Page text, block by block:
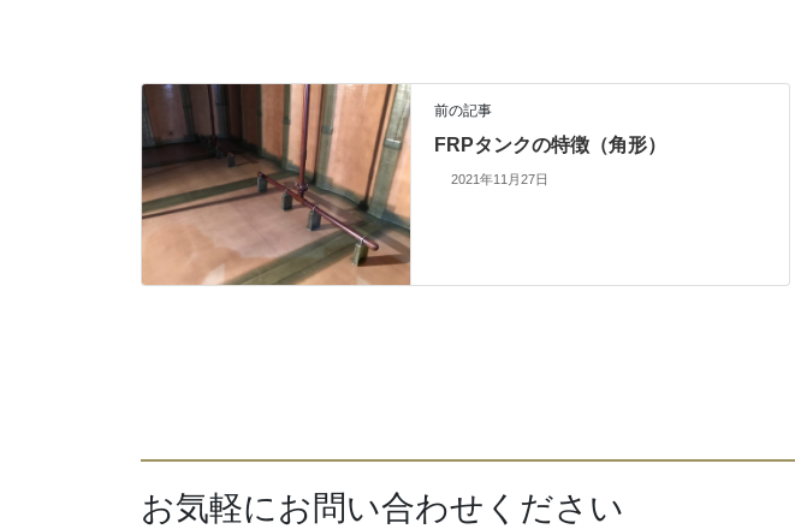
前の記事
FRPタンクの特徴（角形）
2021年11月27日
お気軽にお問い合わせください